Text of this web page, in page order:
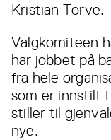
Kristian Torve.
Valgkomiteen
har jobbet på
fra hele
som er innstilt
stiller til
nye.